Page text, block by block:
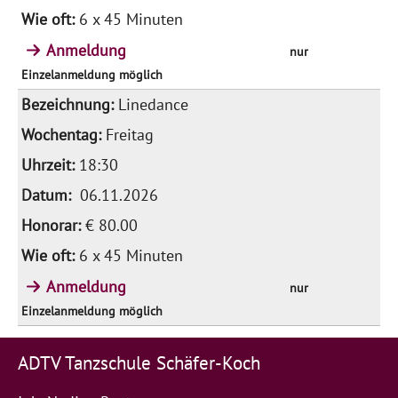
6 x 45 Minuten
Anmeldung
nur
Einzelanmeldung möglich
Linedance
Freitag
18:30
06.11.2026
€ 80.00
6 x 45 Minuten
Anmeldung
nur
Einzelanmeldung möglich
ADTV Tanzschule Schäfer-Koch